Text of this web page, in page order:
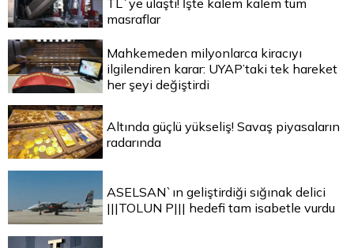
masraflar
Mahkemeden milyonlarca kiracıyı
ilgilendiren karar: UYAP’taki tek hareket
her şeyi değiştirdi
Altında güçlü yükseliş! Savaş piyasaların
radarında
ASELSAN`ın geliştirdiği sığınak delici
|||TOLUN P||| hedefi tam isabetle vurdu